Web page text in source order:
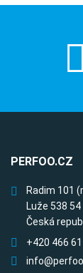
PERFOO.CZ
Radim 101
Luže 538 54
Česká
+420 466